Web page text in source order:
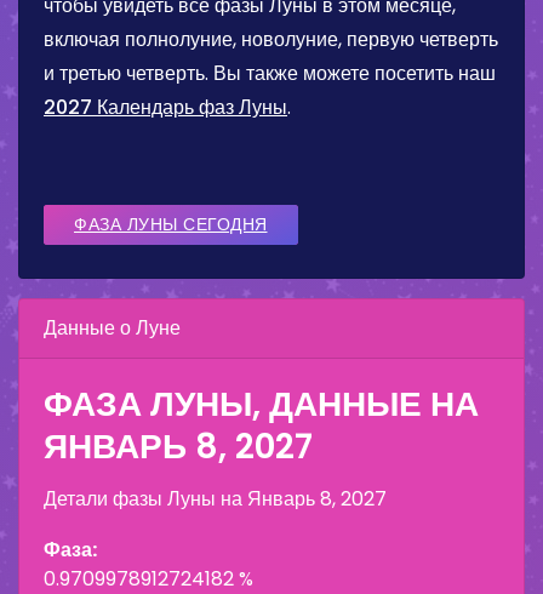
чтобы увидеть все фазы Луны в этом месяце,
включая полнолуние, новолуние, первую четверть
и третью четверть. Вы также можете посетить наш
2027 Календарь фаз Луны.
ФАЗА ЛУНЫ СЕГОДНЯ
Данные о Луне
ФАЗА ЛУНЫ, ДАННЫЕ НА
ЯНВАРЬ 8, 2027
Детали фазы Луны на Январь 8, 2027
Фаза:
0.9709978912724182 %